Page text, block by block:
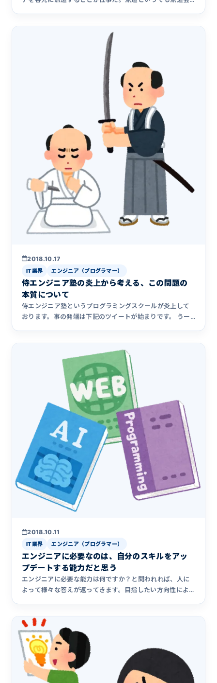
2018.10.17
IT業界 エンジニア（プログラマー）
侍エンジニア塾の炎上から考える、この問題の
本質について
侍エンジニア塾というプログラミングスクールが炎上して
おります。事の発端は下記のツイートが始まりです。 うー
2018.10.11
IT業界 エンジニア（プログラマー）
エンジニアに必要なのは、自分のスキルをアッ
プデートする能力だと思う
エンジニアに必要な能力は何ですか？と問われれば、人に
よって様々な答えが返ってきます。目指したい方向性によ